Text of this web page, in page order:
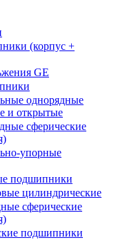
(корпус +
GE
однорядные
и открытые
сферические
упорные
подшипники
цилиндрические
сферические
подшипники